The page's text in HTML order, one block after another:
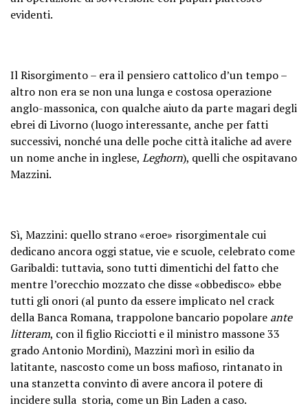
evidenti.
Il Risorgimento – era il pensiero cattolico d’un tempo –
altro non era se non una lunga e costosa operazione
anglo-massonica, con qualche aiuto da parte magari degli
ebrei di Livorno (luogo interessante, anche per fatti
successivi, nonché una delle poche città italiche ad avere
un nome anche in inglese, Leghorn), quelli che ospitavano
Mazzini.
Sì, Mazzini: quello strano «eroe» risorgimentale cui
dedicano ancora oggi statue, vie e scuole, celebrato come
Garibaldi: tuttavia, sono tutti dimentichi del fatto che
mentre l’orecchio mozzato che disse «obbedisco» ebbe
tutti gli onori (al punto da essere implicato nel crack
della Banca Romana, trappolone bancario popolare ante
litteram, con il figlio Ricciotti e il ministro massone 33
grado Antonio Mordini), Mazzini morì in esilio da
latitante, nascosto come un boss mafioso, rintanato in
una stanzetta convinto di avere ancora il potere di
incidere sulla storia, come un Bin Laden a caso.